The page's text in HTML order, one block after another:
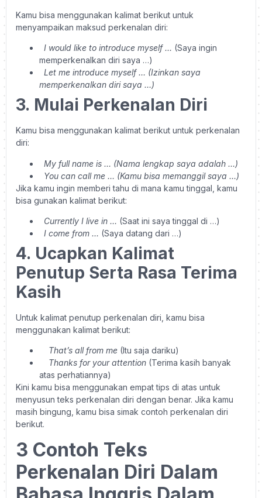
Kamu bisa menggunakan kalimat berikut untuk
menyampaikan maksud perkenalan diri:
I would like to introduce myself … (Saya ingin
memperkenalkan diri saya …)
Let me introduce myself … (Izinkan saya
memperkenalkan diri saya …)
3. Mulai Perkenalan Diri
Kamu bisa menggunakan kalimat berikut untuk perkenalan
diri:
My full name is … (Nama lengkap saya adalah …)
You can call me … (Kamu bisa memanggil saya …)
Jika kamu ingin memberi tahu di mana kamu tinggal, kamu
bisa gunakan kalimat berikut:
Currently I live in … (Saat ini saya tinggal di …)
I come from … (Saya datang dari …)
4. Ucapkan Kalimat
Penutup Serta Rasa Terima
Kasih
Untuk kalimat penutup perkenalan diri, kamu bisa
menggunakan kalimat berikut:
That’s all from me (Itu saja dariku)
Thanks for your attention (Terima kasih banyak
atas perhatiannya)
Kini kamu bisa menggunakan empat tips di atas untuk
menyusun teks perkenalan diri dengan benar. Jika kamu
masih bingung, kamu bisa simak contoh perkenalan diri
berikut.
3 Contoh Teks
Perkenalan Diri Dalam